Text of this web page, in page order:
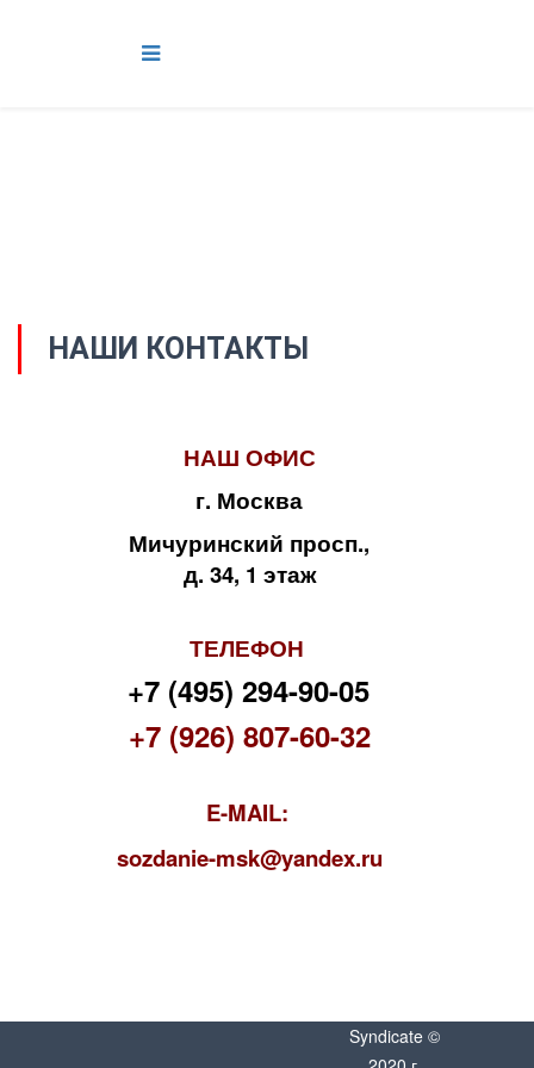
НАШИ КОНТАКТЫ
НАШ ОФИС
г. Москва
Мичуринский просп.,
д. 34, 1 этаж
ТЕЛЕФОН
+7 (495) 294-90-05
+7 (926) 807-60-32
E-MAIL:
sozdanie-msk@yandex.ru
Syndicate ©